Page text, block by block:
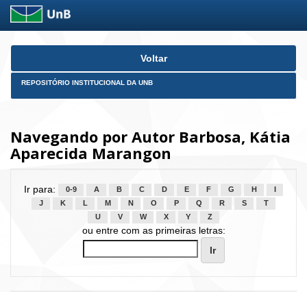
Skip
Voltar
REPOSITÓRIO INSTITUCIONAL DA UNB
Navegando por Autor Barbosa, Kátia
Aparecida Marangon
Ir para: 0-9 A B C D E F G H
J
K L M N O P Q R S
T
U
V W X Y Z
ou entre com as primeiras letras: